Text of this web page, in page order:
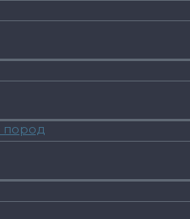
пород